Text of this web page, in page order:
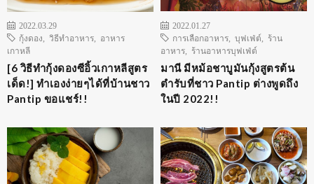
2022.03.29
กุ้งดอง
วิธีทำอาหาร
อาหาร
เกาหลี
[6 วิธีทำกุ้งดองซีอิ้วเกาหลีสูตร
เด็ด!] ทำเองง่ายๆได้ที่บ้านชาว
Pantip ขอแชร์!!
2022.01.27
การเลือกอาหาร
บุฟเฟ่ต์
ร้าน
อาหาร
ร้านอาหารบุฟเฟ่ต์
มานี มีหม้อชาบูมันกุ้งสูตรต้น
ตำรับที่ชาว Pantip ต่างพูดถึง
ในปี 2022!!